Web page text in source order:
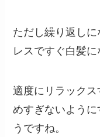
ただし繰り返し
レスですぐ白髪に
適度にリラック
めすぎないよう
うですね。